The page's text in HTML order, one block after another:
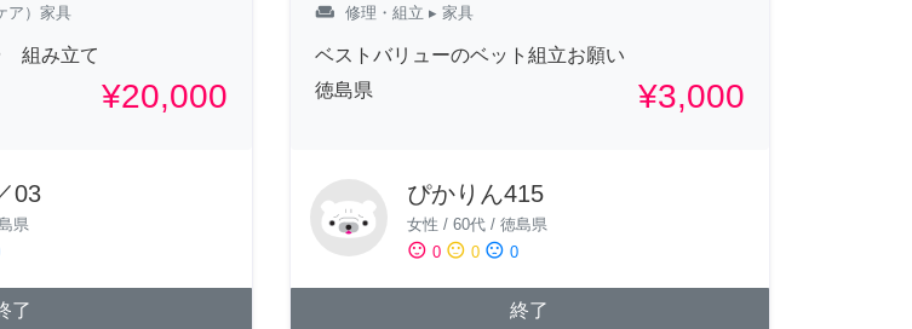
ア）家具
組み立て
¥20,000
03
県
了
weekend 修理・組立 ▸ 家具
ベストバリューのベット組立お願い
徳島県
¥3,000
ぴかりん415
女性 / 60代/ 徳島県
sentiment_satisfied 0 sentiment_neutral 0 sentiment_dissatisfied 0
終了